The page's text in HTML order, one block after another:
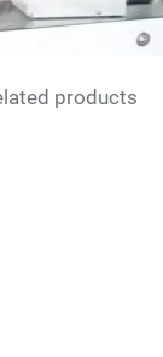
products